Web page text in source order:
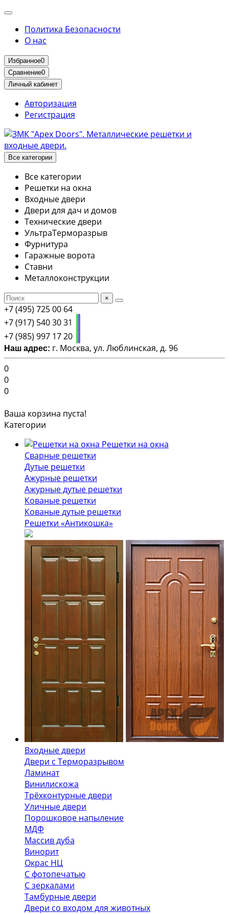
Политика Безопасности
О нас
Избранное0
Сравнение0
Личный кабинет
Авторизация
Регистрация
Все категории
Все категории
Решетки на окна
Входные двери
Двери для дач и домов
Технические двери
УльтраТерморазрыв
Фурнитура
Гаражные ворота
Ставни
Металлоконструкции
×
+7 (495) 725 00 64
+7 (917) 540 30 31
+7 (985) 997 17 20
Наш адрес: г. Москва, ул. Люблинская, д. 96
0
0
0
Ваша корзина пуста!
Категории
Решетки на окна
Сварные решетки
Дутые решетки
Ажурные решетки
Ажурные дутые решетки
Кованые решетки
Кованые дутые решетки
Решетки «Антикошка»
Входные двери
Двери с Терморазрывом
Ламинат
Винилискожа
Трёхконтурные двери
Уличные двери
Порошковое напыление
МДФ
Массив дуба
Винорит
Окрас НЦ
С фотопечатью
С зеркалами
Тамбурные двери
Двери со входом для животных